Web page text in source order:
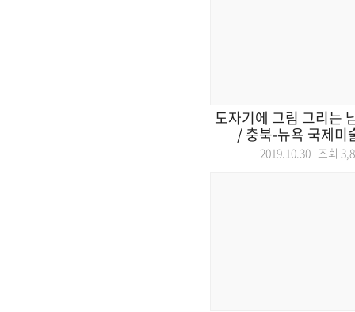
도자기에 그림 그리는
/ 충북-뉴욕 국제미
2019.10.30 조회